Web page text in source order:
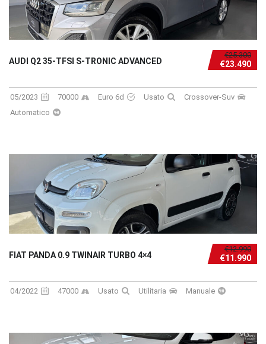
€25.300
€23.490
AUDI Q2 35-TFSI S-TRONIC ADVANCED
05/2023 70000 Euro 6d Usato
Crossover-Suv
Automatico
€12.990
€11.990
FIAT PANDA 0.9 TWINAIR TURBO 4×4
04/2022 47000 Usato Utilitaria Manuale